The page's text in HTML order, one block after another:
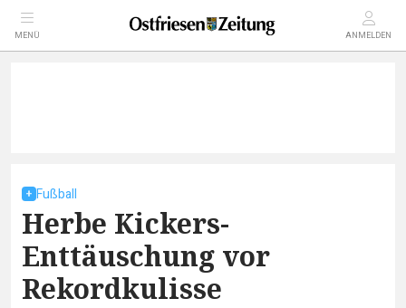
MENÜ ANMELDEN
Fußball
Herbe Kickers-
Enttäuschung vor
Rekordkulisse